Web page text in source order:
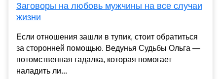
Заговоры на любовь мужчины на все случаи
жизни
Если отношения зашли в тупик, стоит обратиться
за сторонней помощью. Ведунья Судьбы Ольга —
потомственная гадалка, которая помогает
наладить ли...